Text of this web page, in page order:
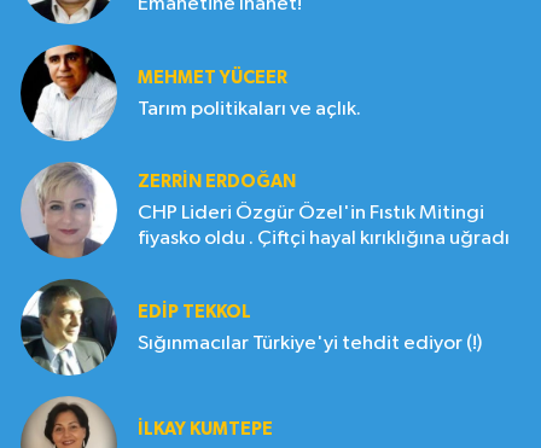
Emanetine İhanet!
MEHMET YÜCEER
Tarım politikaları ve açlık.
ZERRIN ERDOĞAN
CHP Lideri Özgür Özel'in Fıstık Mitingi
fiyasko oldu . Çiftçi hayal kırıklığına uğradı
EDIP TEKKOL
Sığınmacılar Türkiye'yi tehdit ediyor (!)
İLKAY KUMTEPE